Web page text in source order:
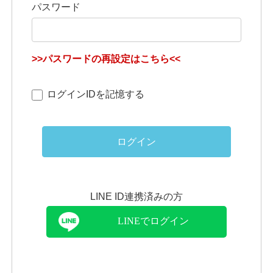
パスワード
>>パスワードの再設定はこちら<<
ログインIDを記憶する
ログイン
LINE ID連携済みの方
LINEでログイン